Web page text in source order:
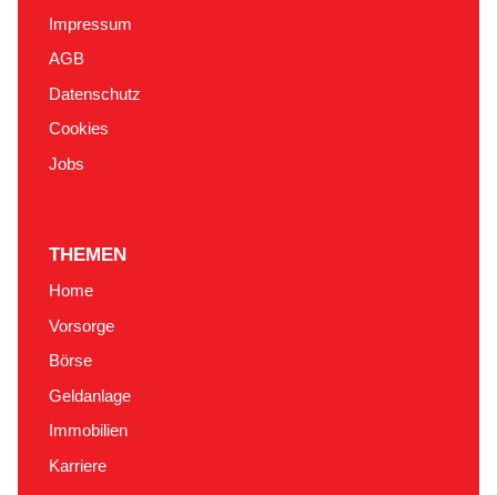
Impressum
AGB
Datenschutz
Cookies
Jobs
THEMEN
Home
Vorsorge
Börse
Geldanlage
Immobilien
Karriere